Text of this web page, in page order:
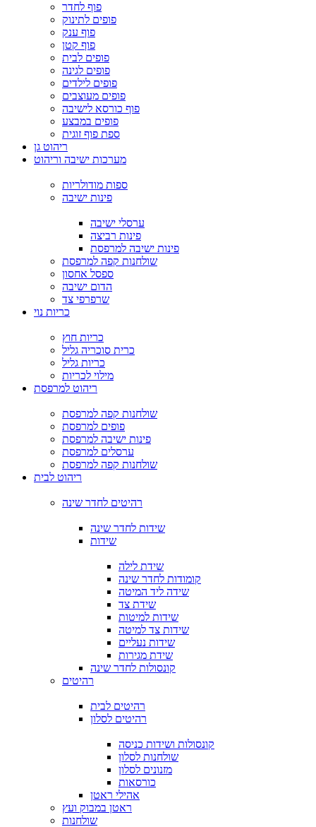
פוף לחדר
פופים לתינוק
פוף ענק
פוף קטן
פופים לבית
פופים לגינה
פופים לילדים
פופים מעוצבים
פוף כורסא לישיבה
פופים במבצע
ספת פוף זוגית
ריהוט גן
מערכות ישיבה וריהוט
ספות מודולריות
פינות ישיבה
ערסלי ישיבה
פינות רביצה
פינות ישיבה למרפסת
שולחנות קפה למרפסת
ספסל אחסון
הדום ישיבה
שרפרפי צד
כריות נוי
כריות חוץ
כרית סוכריה גליל
כריות גליל
מילוי לכריות
ריהוט למרפסת
שולחנות קפה למרפסת
פופים למרפסת
פינות ישיבה למרפסת
ערסלים למרפסת
שולחנות קפה למרפסת
ריהוט לבית
רהיטים לחדר שינה
שידות לחדר שינה
שידות
שידת לילה
קומודות לחדר שינה
שידה ליד המיטה
שידת צד
שידות למיטות
שידות צד למיטה
שידות נעליים
שידת מגירות
קונסולות לחדר שינה
רהיטים
רהיטים לבית
רהיטים לסלון
קונסולות ושידות כניסה
שולחנות לסלון
מזנונים לסלון
כורסאות
אהילי ראטן
ראטן במבוק ועץ
שולחנות